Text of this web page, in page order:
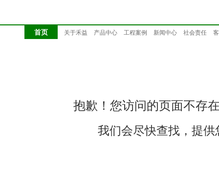
首页 关于禾益 产品中心 工程案例 新闻中心 社会责任
抱歉！您访问的页面不存
我们会尽快查找，提